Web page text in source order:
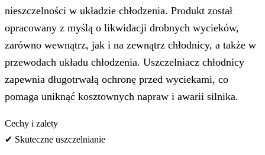
nieszczelności w układzie chłodzenia. Produkt został
opracowany z myślą o likwidacji drobnych wycieków,
zarówno wewnątrz, jak i na zewnątrz chłodnicy, a także w
przewodach układu chłodzenia. Uszczelniacz chłodnicy
zapewnia długotrwałą ochronę przed wyciekami, co
pomaga uniknąć kosztownych napraw i awarii silnika.
Cechy i zalety
✔ Skuteczne uszczelnianie